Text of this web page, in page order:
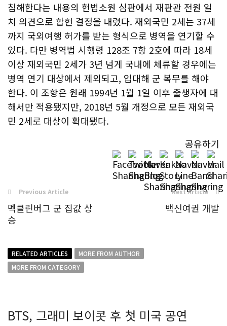
침해한다는 내용의 헌법소원 심판에서 재판관 전원 일
치 의견으로 합헌 결정을 내렸다. 재외국민 2세는 37세
까지 국외여행 허가를 받는 형식으로 병역을 연기할 수
있다. 다만 병역법 시행령 128조 7항 2호에 따라 18세
이상 재외국민 2세가 3년 넘게 국내에 체류할 경우에는
병역 연기 대상에서 제외되고, 입대해 군 복무를 해야
한다. 이 조항은 원래 1994년 1월 1일 이후 출생자에 대
해서만 적용됐지만, 2018년 5월 개정으로 모든 재외국
민 2세로 대상이 확대됐다.
공유하기
Previous Article
멕클린버그 군 집값 상
승
Next Article
백신여권 개발
RELATED ARTICLES
MORE FROM AUTHOR
MORE FROM CATEGORY
BTS, 그래미 보이콧 후 첫 미국 공연